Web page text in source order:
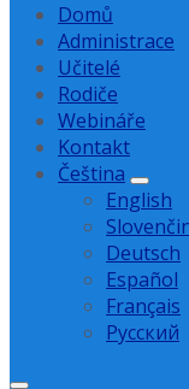
Domů
Administrace
Učitelé
Rodiče
Webináře
Kontakt
Čeština
English
Deutsch
Español
Français
Русский